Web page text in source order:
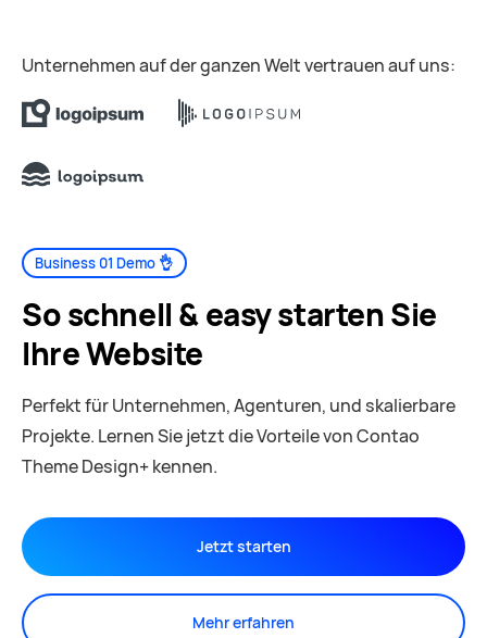
Unternehmen auf der ganzen Welt vertrauen auf uns:
Business 01 Demo 👌
So schnell & easy starten Sie
Ihre Website
Perfekt für Unternehmen, Agenturen, und skalierbare
Projekte. Lernen Sie jetzt die Vorteile von Contao
Theme Design+ kennen.
Jetzt starten
Mehr erfahren